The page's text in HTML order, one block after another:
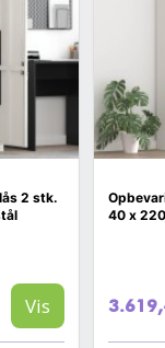
2 stk.
Vis
40 x